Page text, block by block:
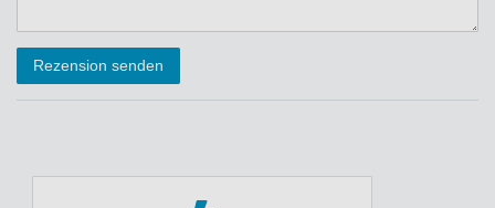
Rezension senden